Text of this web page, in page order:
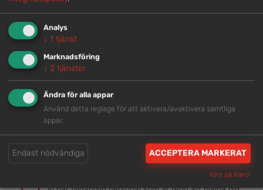
Lokal kompetens
Genom att samla våra medarbetare lokalt erbjuder vi
helhetslösningar.
Analys
↓ 1 tjänst
Marknadsföring
↓ 2 tjänster
Ändra för alla appar
Använd detta reglage för att aktivera/avaktivera samtliga
appar.
Endast nödvändiga ACCEPTERA MARKERAT
Körs på Klaro!